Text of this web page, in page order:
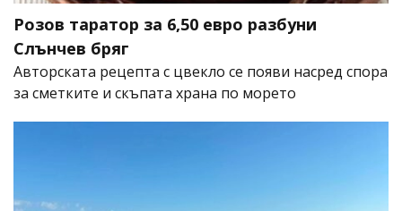
Розов таратор за 6,50 евро разбуни
Слънчев бряг
Авторската рецепта с цвекло се появи насред спора
за сметките и скъпата храна по морето